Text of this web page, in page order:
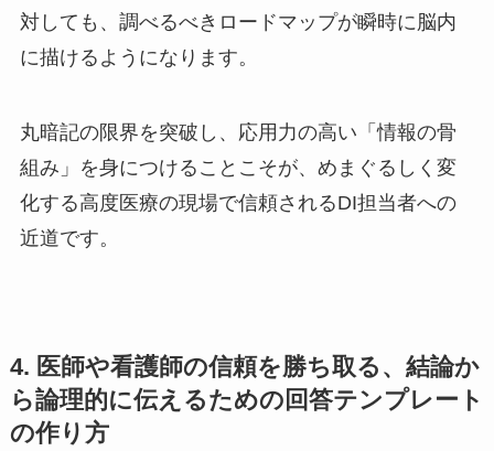
対しても、調べるべきロードマップが瞬時に脳内
に描けるようになります。
丸暗記の限界を突破し、応用力の高い「情報の骨
組み」を身につけることこそが、めまぐるしく変
化する高度医療の現場で信頼されるDI担当者への
近道です。
4. 医師や看護師の信頼を勝ち取る、結論か
ら論理的に伝えるための回答テンプレート
の作り方